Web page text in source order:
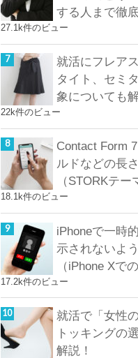
する人まで徹
27.1k件のビュー
就活にフレア
タイト、セミ
象についても
22k件のビュー
Contact Form
ルドなどの長
（STORKテー
18.1k件のビュー
iPhoneで一時
示されないよ
（iPhone Xで
17.2k件のビュー
就活で「女性
トッキングの
解説！